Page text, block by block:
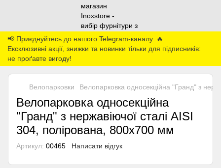
📢 Приєднуйтесь до нашого Telegram-каналу. 🔥
Ексклюзивні акції, знижки та новинки тільки для підписників:
не проґавте вигоду!
Велопарковки Велопарковка односекційна "Гранд" з
Велопарковка односекційна
"Гранд" з нержавіючої сталі AISI
304, полірована, 800х700 мм
Артикул: 00465 Написати відгук